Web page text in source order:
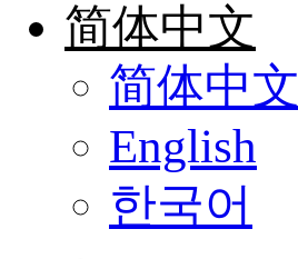
简体中文
简体中文
English
한국어